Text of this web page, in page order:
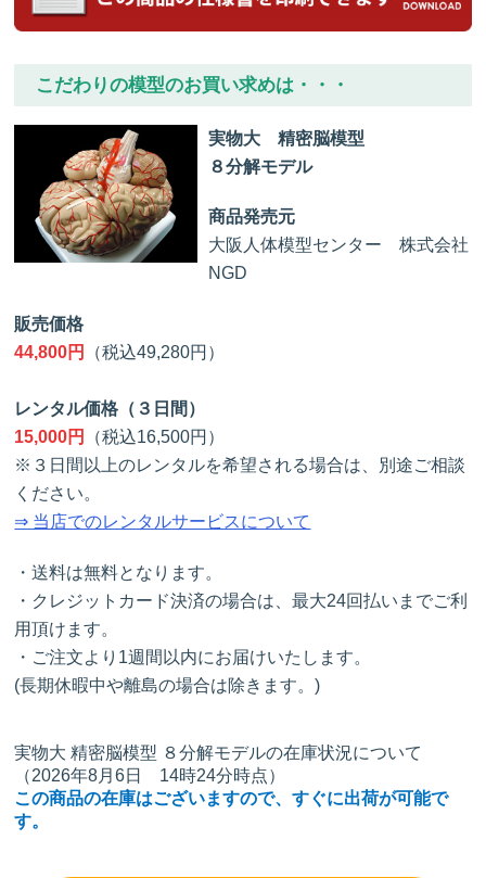
こだわりの模型のお買い求めは・・・
実物大 精密脳模型
８分解モデル
商品発売元
大阪人体模型センター 株式会社
NGD
販売価格
44,800円
（税込49,280円）
レンタル価格（３日間）
15,000円
（税込16,500円）
※３日間以上のレンタルを希望される場合は、別途ご相談
ください。
⇒ 当店でのレンタルサービスについて
・送料は無料となります。
・クレジットカード決済の場合は、最大24回払いまでご利
用頂けます。
・ご注文より1週間以内にお届けいたします。
(長期休暇中や離島の場合は除きます。)
実物大 精密脳模型 ８分解モデルの在庫状況について
（2026年8月6日 14時24分時点）
この商品の在庫はございますので、すぐに出荷が可能で
す。